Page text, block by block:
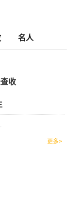
名人
收
更多>